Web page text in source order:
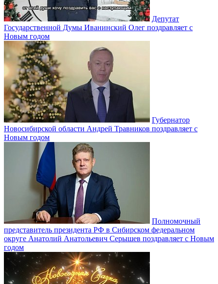
Депутат
Государственной Думы Иванинский Олег поздравляет с
Новым годом
Губернатор
Новосибирской области Андрей Травников поздравляет с
Новым годом
Полномочный
представитель президента РФ в Сибирском федеральном
округе Анатолий Анатольевич Серышев поздравляет с Новым
годом